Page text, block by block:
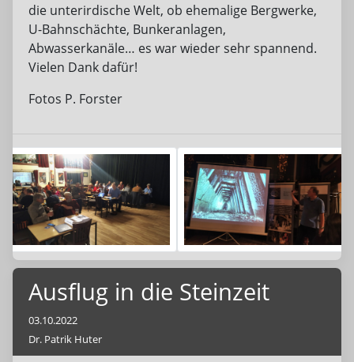
die unterirdische Welt, ob ehemalige Bergwerke,
U-Bahnschächte, Bunkeranlagen,
Abwasserkanäle… es war wieder sehr spannend.
Vielen Dank dafür!
Fotos P. Forster
Ausflug in die Steinzeit
03.10.2022
Dr. Patrik Huter